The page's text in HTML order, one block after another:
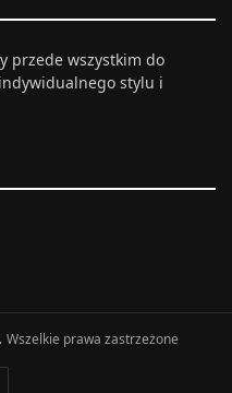
przede wszystkim do
stylu i
prawa zastrzeżone